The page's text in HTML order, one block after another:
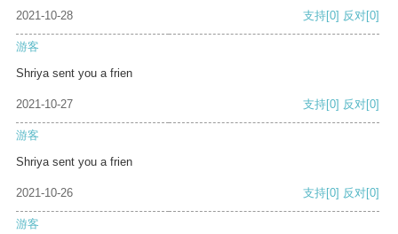
2021-10-28 支持[0] 反对[0]
游客
Shriya sent you a frien
2021-10-27 支持[0] 反对[0]
游客
Shriya sent you a frien
2021-10-26 支持[0] 反对[0]
游客